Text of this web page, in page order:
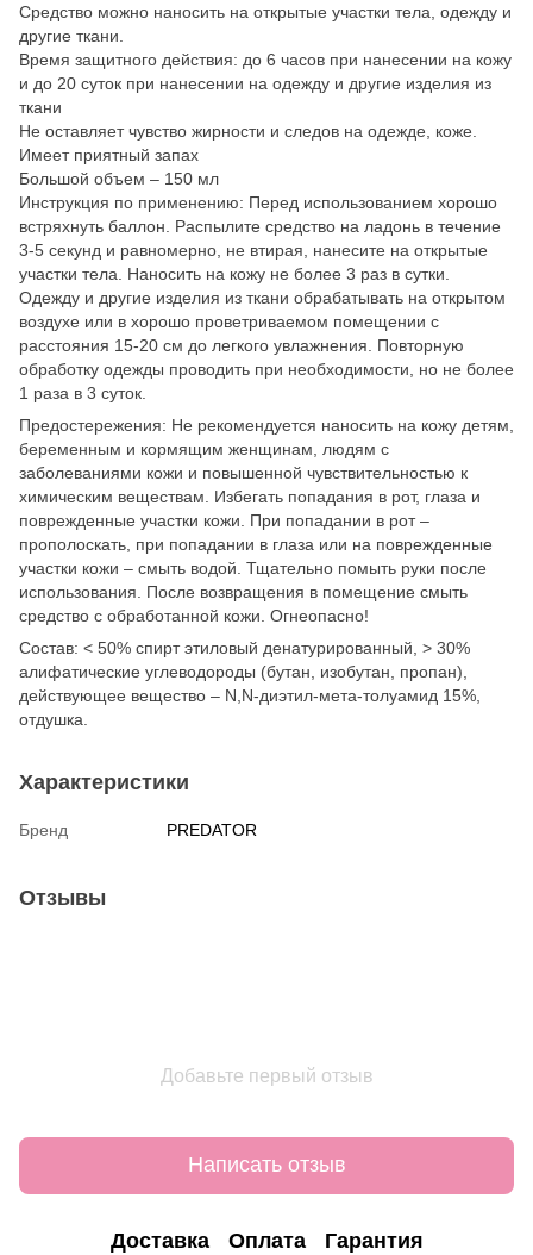
Средство можно наносить на открытые участки тела, одежду и
другие ткани.
Время защитного действия: до 6 часов при нанесении на кожу
и до 20 суток при нанесении на одежду и другие изделия из
ткани
Не оставляет чувство жирности и следов на одежде, коже.
Имеет приятный запах
Большой объем – 150 мл
Инструкция по применению: Перед использованием хорошо
встряхнуть баллон. Распылите средство на ладонь в течение
3-5 секунд и равномерно, не втирая, нанесите на открытые
участки тела. Наносить на кожу не более 3 раз в сутки.
Одежду и другие изделия из ткани обрабатывать на открытом
воздухе или в хорошо проветриваемом помещении с
расстояния 15-20 см до легкого увлажнения. Повторную
обработку одежды проводить при необходимости, но не более
1 раза в 3 суток.
Предостережения: Не рекомендуется наносить на кожу детям,
беременным и кормящим женщинам, людям с
заболеваниями кожи и повышенной чувствительностью к
химическим веществам. Избегать попадания в рот, глаза и
поврежденные участки кожи. При попадании в рот –
прополоскать, при попадании в глаза или на поврежденные
участки кожи – смыть водой. Тщательно помыть руки после
использования. После возвращения в помещение смыть
средство с обработанной кожи. Огнеопасно!
Состав: < 50% спирт этиловый денатурированный, > 30%
алифатические углеводороды (бутан, изобутан, пропан),
действующее вещество – N,N-диэтил-мета-толуамид 15%,
отдушка.
Характеристики
Бренд PREDATOR
Отзывы
Добавьте первый отзыв
Написать отзыв
Доставка Оплата Гарантия